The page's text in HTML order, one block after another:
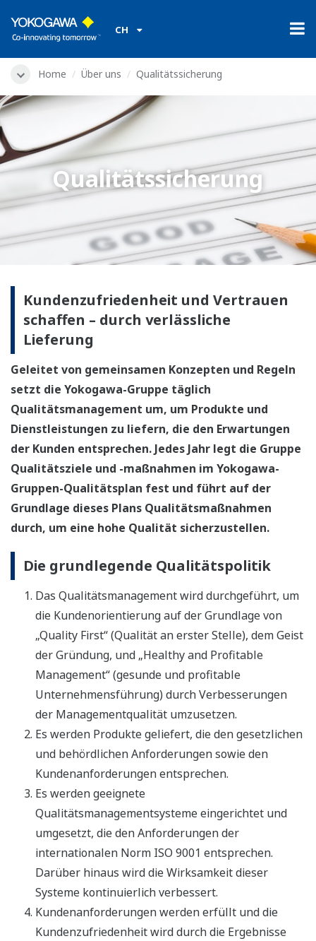
CH
Home Über uns Qualitätssicherung
Qualitätssicherung
Kundenzufriedenheit und Vertrauen
schaffen – durch verlässliche
Lieferung
Geleitet von gemeinsamen Konzepten und Regeln
setzt die Yokogawa-Gruppe täglich
Qualitätsmanagement um, um Produkte und
Dienstleistungen zu liefern, die den Erwartungen
der Kunden entsprechen. Jedes Jahr legt die Gruppe
Qualitätsziele und -maßnahmen im Yokogawa-
Gruppen-Qualitätsplan fest und führt auf der
Grundlage dieses Plans Qualitätsmaßnahmen
durch, um eine hohe Qualität sicherzustellen.
Die grundlegende Qualitätspolitik
Das Qualitätsmanagement wird durchgeführt, um
die Kundenorientierung auf der Grundlage von
„Quality First“ (Qualität an erster Stelle), dem Geist
der Gründung, und „Healthy and Profitable
Management“ (gesunde und profitable
Unternehmensführung) durch Verbesserungen
der Managementqualität umzusetzen.
Es werden Produkte geliefert, die den gesetzlichen
und behördlichen Anforderungen sowie den
Kundenanforderungen entsprechen.
Es werden geeignete
Qualitätsmanagementsysteme eingerichtet und
umgesetzt, die den Anforderungen der
internationalen Norm ISO 9001 entsprechen.
Darüber hinaus wird die Wirksamkeit dieser
Systeme kontinuierlich verbessert.
Kundenanforderungen werden erfüllt und die
Kundenzufriedenheit wird durch die Ergebnisse